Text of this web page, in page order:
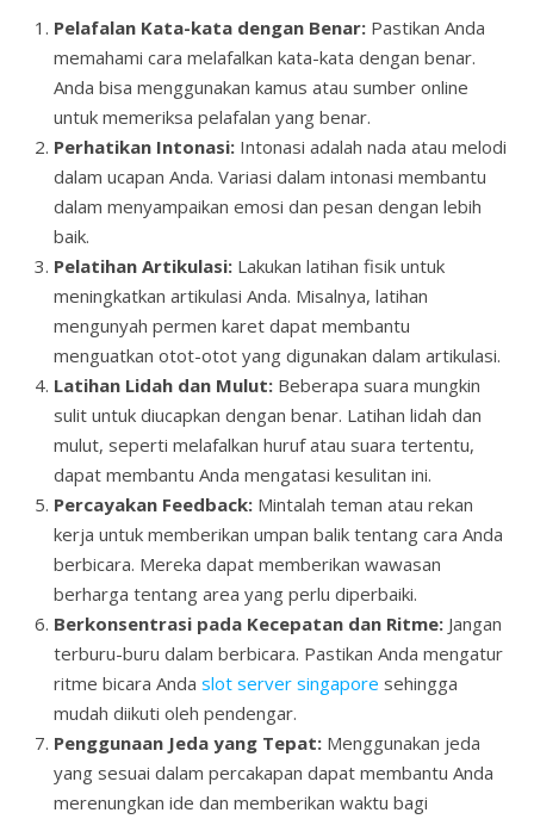
Pelafalan Kata-kata dengan Benar: Pastikan Anda
memahami cara melafalkan kata-kata dengan benar.
Anda bisa menggunakan kamus atau sumber online
untuk memeriksa pelafalan yang benar.
Perhatikan Intonasi: Intonasi adalah nada atau melodi
dalam ucapan Anda. Variasi dalam intonasi membantu
dalam menyampaikan emosi dan pesan dengan lebih
baik.
Pelatihan Artikulasi: Lakukan latihan fisik untuk
meningkatkan artikulasi Anda. Misalnya, latihan
mengunyah permen karet dapat membantu
menguatkan otot-otot yang digunakan dalam artikulasi.
Latihan Lidah dan Mulut: Beberapa suara mungkin
sulit untuk diucapkan dengan benar. Latihan lidah dan
mulut, seperti melafalkan huruf atau suara tertentu,
dapat membantu Anda mengatasi kesulitan ini.
Percayakan Feedback: Mintalah teman atau rekan
kerja untuk memberikan umpan balik tentang cara Anda
berbicara. Mereka dapat memberikan wawasan
berharga tentang area yang perlu diperbaiki.
Berkonsentrasi pada Kecepatan dan Ritme: Jangan
terburu-buru dalam berbicara. Pastikan Anda mengatur
ritme bicara Anda slot server singapore sehingga
mudah diikuti oleh pendengar.
Penggunaan Jeda yang Tepat: Menggunakan jeda
yang sesuai dalam percakapan dapat membantu Anda
merenungkan ide dan memberikan waktu bagi